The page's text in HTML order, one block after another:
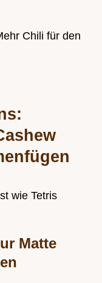
Chili für den
wie Tetris
Matte